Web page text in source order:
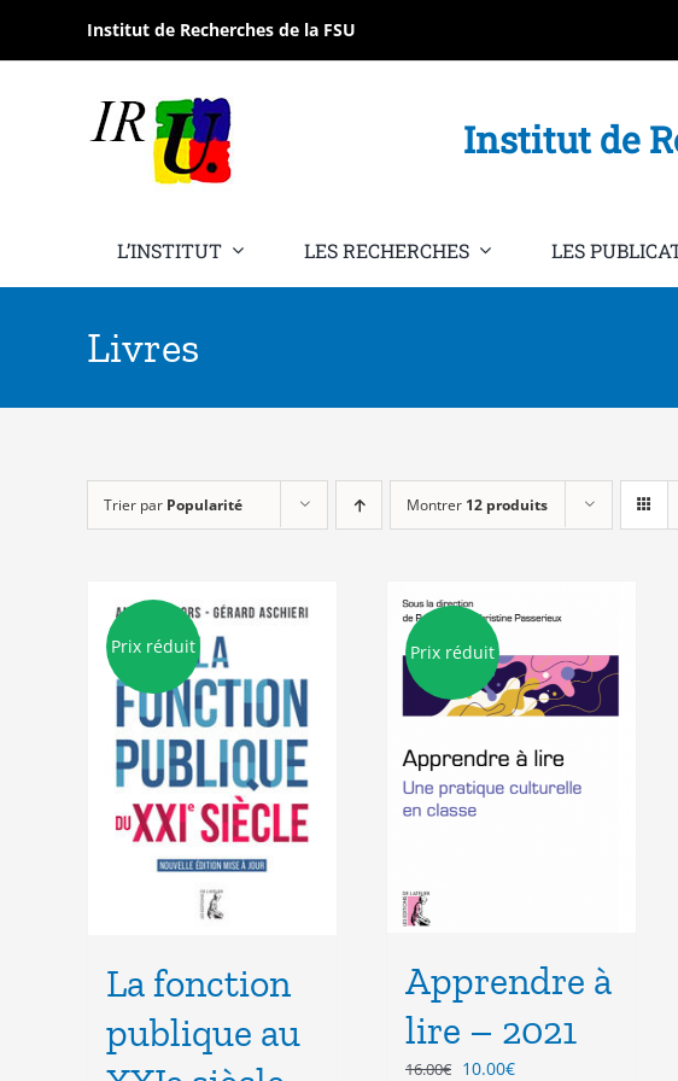
contenu
Institut de Recherches de la FSU
Institut de
L’INSTITUT LES RECHERCHES LES
Livres
Trier par Popularité Montrer 12 produits
Prix réduit
La fonction
publique au
Prix réduit
Apprendre à
lire – 2021
16.00€ Le
10.00€Le